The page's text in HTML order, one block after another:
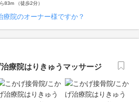
83m （徒歩2分）
療院のオーナー様ですか？
療院はりきゅうマッサージ